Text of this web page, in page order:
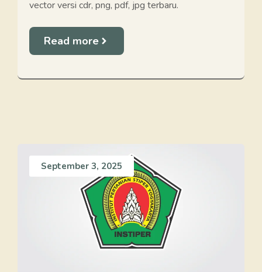
vector versi cdr, png, pdf, jpg terbaru.
Read more
September 3, 2025